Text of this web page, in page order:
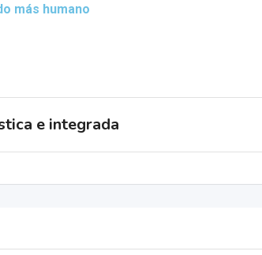
más humano
e integrada